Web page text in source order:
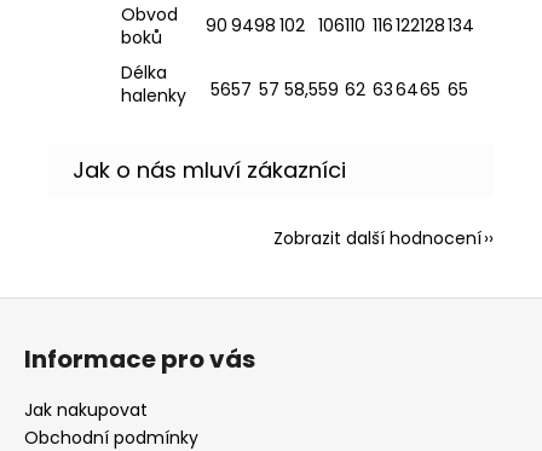
Obvod
boků
90 9498 102 106110 116122128134
Délka
halenky
5657 57 58,559 62 636465 65
Zobrazit další hodnocení
Z
Informace pro vás
Jak nakupovat
Obchodní podmínky